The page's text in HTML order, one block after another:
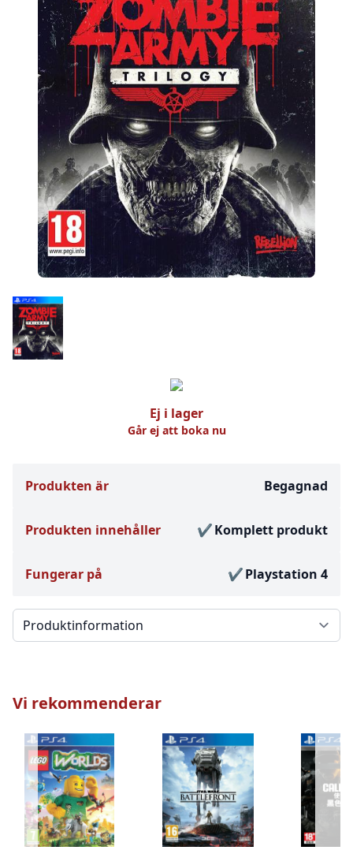
Ej i lager
Går ej att boka nu
Produkten är Begagnad
Produkten innehåller Komplett produkt
Fungerar på Playstation 4
Välj en flik
Vi rekommenderar